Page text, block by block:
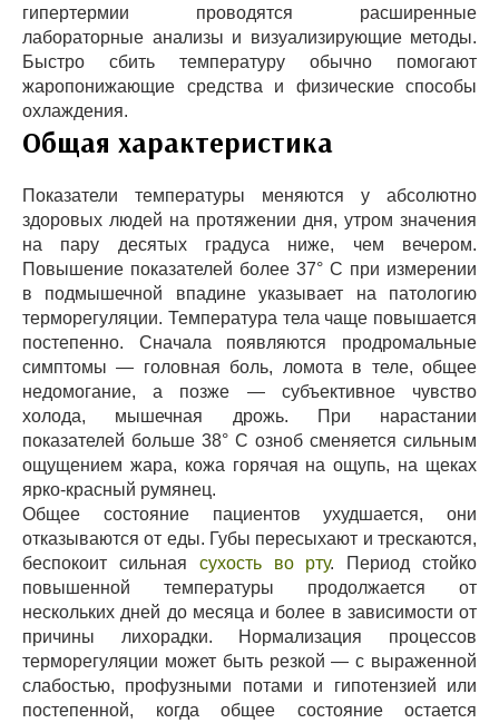
гипертермии проводятся расширенные
лабораторные анализы и визуализирующие методы.
Быстро сбить температуру обычно помогают
жаропонижающие средства и физические способы
охлаждения.
Общая характеристика
Показатели температуры меняются у абсолютно
здоровых людей на протяжении дня, утром значения
на пару десятых градуса ниже, чем вечером.
Повышение показателей более 37° С при измерении
в подмышечной впадине указывает на патологию
терморегуляции. Температура тела чаще повышается
постепенно. Сначала появляются продромальные
симптомы — головная боль, ломота в теле, общее
недомогание, а позже — субъективное чувство
холода, мышечная дрожь. При нарастании
показателей больше 38° С озноб сменяется сильным
ощущением жара, кожа горячая на ощупь, на щеках
ярко-красный румянец.
Общее состояние пациентов ухудшается, они
отказываются от еды. Губы пересыхают и трескаются,
беспокоит сильная сухость во рту. Период стойко
повышенной температуры продолжается от
нескольких дней до месяца и более в зависимости от
причины лихорадки. Нормализация процессов
терморегуляции может быть резкой — с выраженной
слабостью, профузными потами и гипотензией или
постепенной, когда общее состояние остается